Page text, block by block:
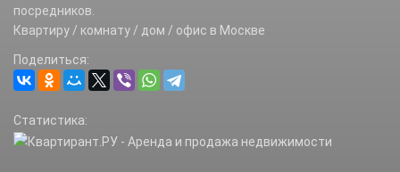
посредников.
Квартиру / комнату / дом / офис в Москве
Поделиться:
Статистика: